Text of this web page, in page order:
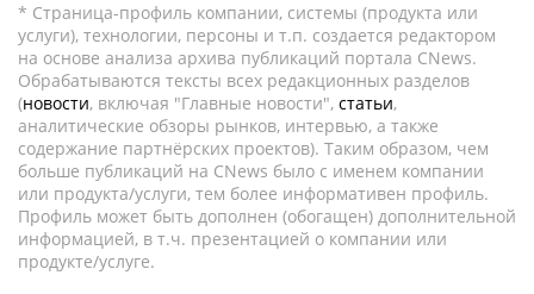
* Страница-профиль компании, системы (продукта или
услуги), технологии, персоны и т.п. создается редактором
на основе анализа архива публикаций портала CNews.
Обрабатываются тексты всех редакционных разделов
(новости, включая "Главные новости", статьи,
аналитические обзоры рынков, интервью, а также
содержание партнёрских проектов). Таким образом, чем
больше публикаций на CNews было с именем компании
или продукта/услуги, тем более информативен профиль.
Профиль может быть дополнен (обогащен) дополнительной
информацией, в т.ч. презентацией о компании или
продукте/услуге.